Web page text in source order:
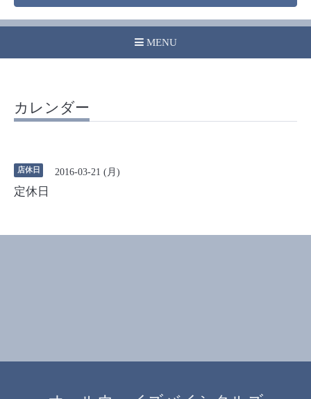
MENU
カレンダー
店休日 2016-03-21 (月)
定休日